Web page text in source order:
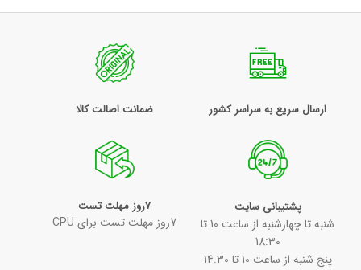
ارسال سریع به سراسر کشور ضمانت اصالت کالا
پشتیبانی سایت
شنبه تا چهارشنبه از ساعت 10 تا
18:30
پنج شنبه از ساعت 10 تا 14.30
7روز مهلت تست
7روز مهلت تست برای CPU